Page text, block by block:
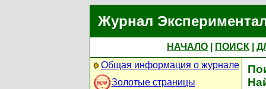
Журнал
НАЧАЛО ПОИСК
Общая информация о журнале
Золотые страницы